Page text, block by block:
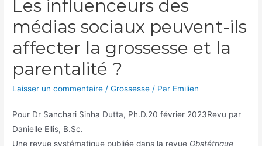
Les influenceurs des
médias sociaux peuvent-ils
affecter la grossesse et la
parentalité ?
Laisser un commentaire /Grossesse / Par Emilien
Pour Dr Sanchari Sinha Dutta, Ph.D.20 février 2023Revu par
Danielle Ellis, B.Sc.
Une revue systématique publiée dans la revue Obstétrique